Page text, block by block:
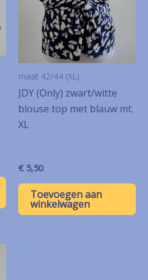
maat 42/44 (XL)
JDY (Only) zwart/witte
blouse top met blauw mt.
XL
€ 5,50
Toevoegen aan
winkelwagen